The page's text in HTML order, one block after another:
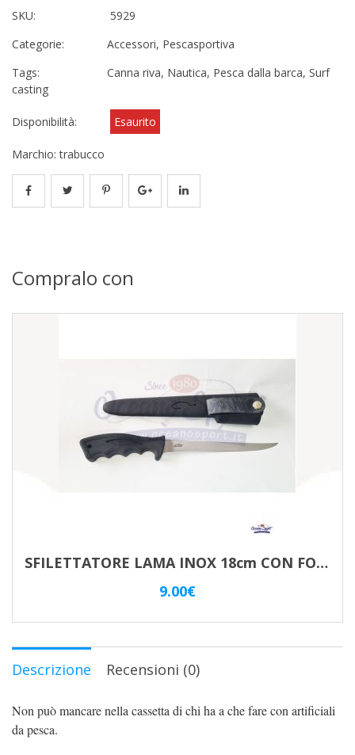
SKU:
5929
Categorie:
Accessori, Pescasportiva
Tags:
Canna riva, Nautica, Pesca dalla barca, Surf
casting
Disponibilità: Esaurito
Marchio:trabucco
Compralo con
SFILETTATORE LAMA INOX 18cm CON FODERO
9.00€
Descrizione Recensioni (0)
Non può mancare nella cassetta di chi ha a che fare con artificiali
da pesca.